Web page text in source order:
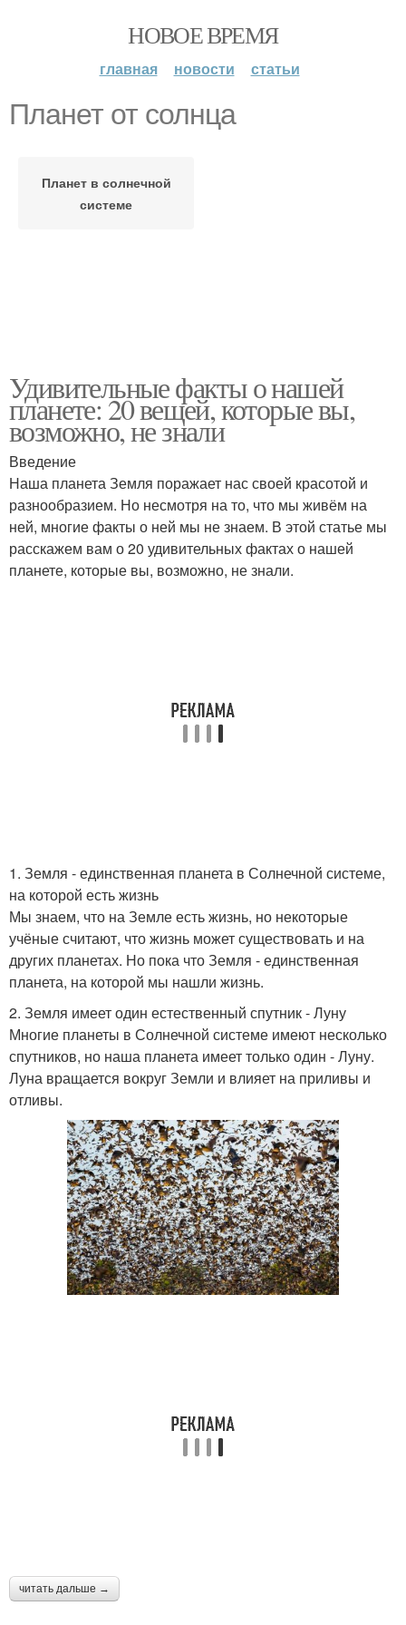
НОВОЕ ВРЕМЯ
главная новости статьи
Планет от солнца
Планет в солнечной
системе
Удивительные факты о нашей
планете: 20 вещей, которые вы,
возможно, не знали
Введение
Наша планета Земля поражает нас своей красотой и
разнообразием. Но несмотря на то, что мы живём на
ней, многие факты о ней мы не знаем. В этой статье мы
расскажем вам о 20 удивительных фактах о нашей
планете, которые вы, возможно, не знали.
1. Земля - единственная планета в Солнечной системе,
на которой есть жизнь
Мы знаем, что на Земле есть жизнь, но некоторые
учёные считают, что жизнь может существовать и на
других планетах. Но пока что Земля - единственная
планета, на которой мы нашли жизнь.
2. Земля имеет один естественный спутник - Луну
Многие планеты в Солнечной системе имеют несколько
спутников, но наша планета имеет только один - Луну.
Луна вращается вокруг Земли и влияет на приливы и
отливы.
читать дальше →